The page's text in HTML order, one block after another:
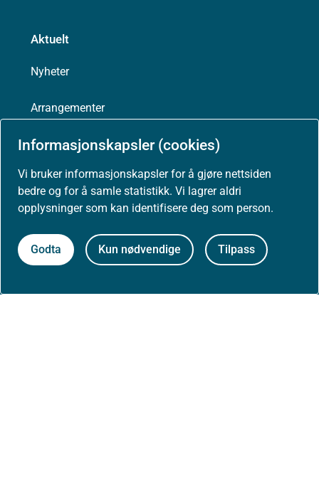
Informasjonskapsler (cookies)
Vi bruker informasjonskapsler for å gjøre nettsiden
bedre og for å samle statistikk. Vi lagrer aldri
opplysninger som kan identifisere deg som person.
Godta Kun nødvendige Tilpass
Aktuelt
Nyheter
Arrangementer
Høringer
Presse
Om nettstedet
Personvernerklæring